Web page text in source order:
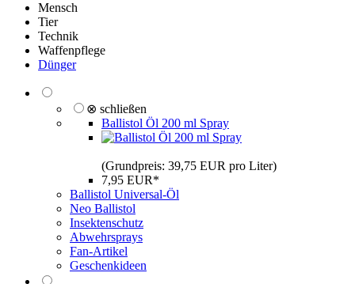
Mensch
Tier
Technik
Waffenpflege
Dünger
⊗ schließen
Ballistol Öl 200 ml Spray
(Grundpreis: 39,75 EUR pro Liter)
7,95 EUR*
Ballistol Universal-Öl
Neo Ballistol
Insektenschutz
Abwehrsprays
Fan-Artikel
Geschenkideen